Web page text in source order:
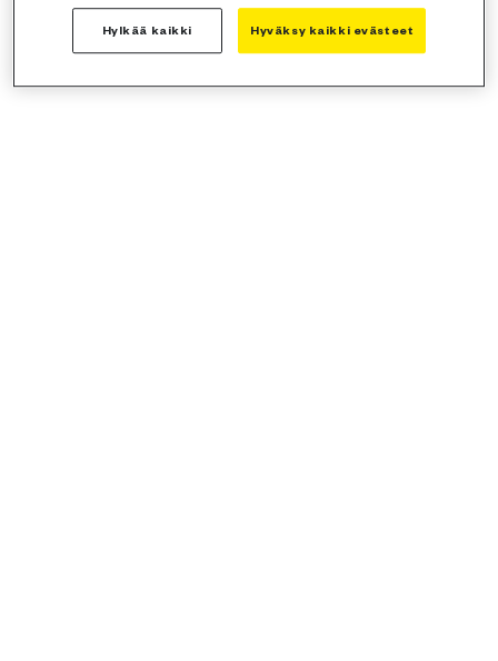
Hylkää kaikki Hyväksy kaikki evästeet